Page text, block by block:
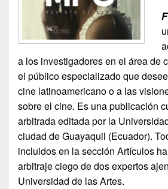
a los investigadores en el área de
el público especializado que
cine latinoamericano o a las
sobre el cine. Es una publicación
arbitrada editada por la
ciudad de Guayaquil (Ecuador).
incluidos en la sección Artículos
arbitraje ciego de dos expertos
Universidad de las Artes.